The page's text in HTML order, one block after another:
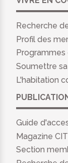
Recherche
Profil des
Soumettre
L'habitation
Guide
Magazine
Section